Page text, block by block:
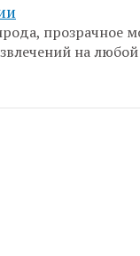
прозрачное
на любой